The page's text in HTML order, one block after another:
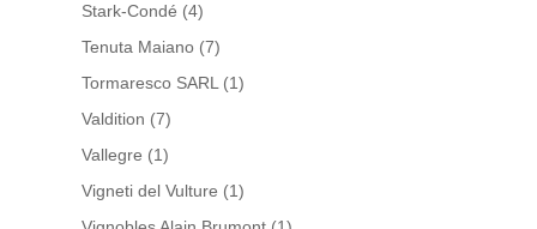
Stark-Condé (4)
Tenuta Maiano(7)
Tormaresco SARL (1)
Valdition (7)
Vallegre (1)
Vigneti del Vulture (1)